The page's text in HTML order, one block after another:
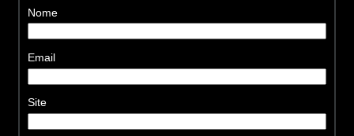
Nome
Email
Site